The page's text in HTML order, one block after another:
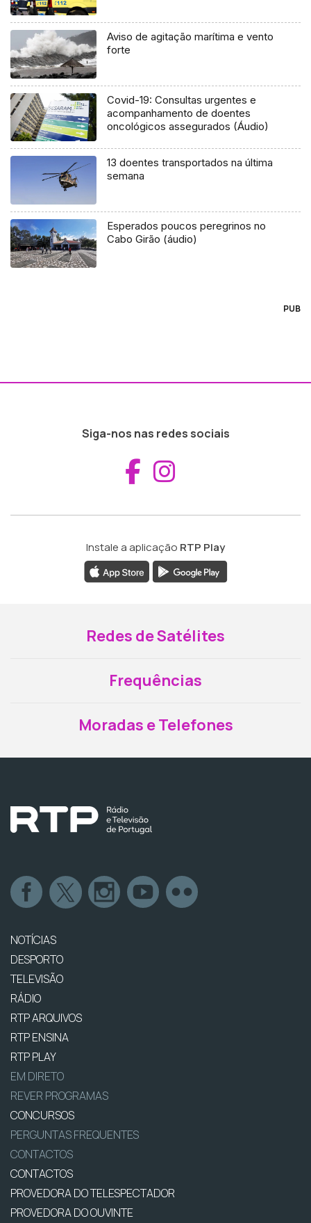
Aviso de agitação marítima e vento
forte
Covid-19: Consultas urgentes e
acompanhamento de doentes
oncológicos assegurados (Áudio)
13 doentes transportados na última
semana
Esperados poucos peregrinos no
Cabo Girão (áudio)
PUB
Siga-nos nas redes sociais
Aceder ao
Instale a aplicação RTP Play
Redes de Satélites
Frequências
Moradas e Telefones
NOTÍCIAS
DESPORTO
TELEVISÃO
RÁDIO
RTP ARQUIVOS
RTP ENSINA
RTP PLAY
EM DIRETO
REVER PROGRAMAS
CONCURSOS
PERGUNTAS FREQUENTES
CONTACTOS
CONTACTOS
PROVEDORA DO TELESPECTADOR
PROVEDORA DO OUVINTE